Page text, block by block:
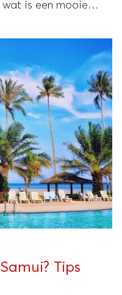
is een mooie
Tips